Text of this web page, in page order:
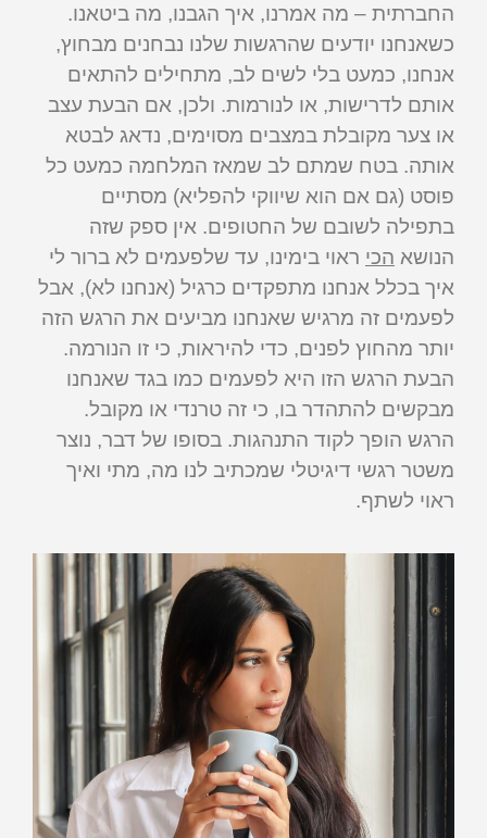
החברתית – מה אמרנו, איך הגבנו, מה ביטאנו.
כשאנחנו יודעים שהרגשות שלנו נבחנים מבחוץ,
אנחנו, כמעט בלי לשים לב, מתחילים להתאים
אותם לדרישות, או לנורמות. ולכן, אם הבעת עצב
או צער מקובלת במצבים מסוימים, נדאג לבטא
אותה. בטח שמתם לב שמאז המלחמה כמעט כל
פוסט (גם אם הוא שיווקי להפליא) מסתיים
בתפילה לשובם של החטופים. אין ספק שזה
הנושא הכי ראוי בימינו, עד שלפעמים לא ברור לי
איך בכלל אנחנו מתפקדים כרגיל (אנחנו לא), אבל
לפעמים זה מרגיש שאנחנו מביעים את הרגש הזה
יותר מהחוץ לפנים, כדי להיראות, כי זו הנורמה.
הבעת הרגש הזו היא לפעמים כמו בגד שאנחנו
מבקשים להתהדר בו, כי זה טרנדי או מקובל.
הרגש הופך לקוד התנהגות. בסופו של דבר, נוצר
משטר רגשי דיגיטלי שמכתיב לנו מה, מתי ואיך
ראוי לשתף.